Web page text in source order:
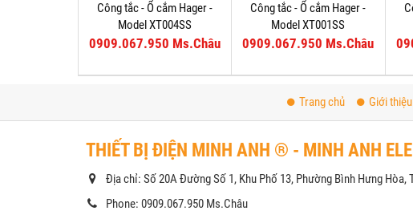
Công tắc - Ổ cắm Hager -
Model XT004SS
0909.067.950 Ms.Châu
Công tắc - Ổ cắm Hager -
Model XT001SS
0909.067.950 Ms.Châu
Trang chủ Giới thiệu
THIẾT BỊ ĐIỆN MINH ANH ® - MINH ANH
Địa chỉ: Số 20A Đường Số 1, Khu Phố 13, Phường Bình Hưng Hòa,
Phone: 0909.067.950 Ms.Châu